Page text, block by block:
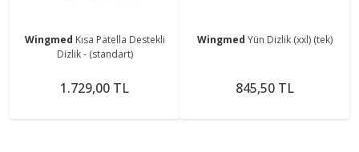
Wingmed Kısa Patella Destekli
Dizlik - (standart)
1.729,00 TL
Wingmed Yün Dizlik (xxl) (tek)
845,50 TL